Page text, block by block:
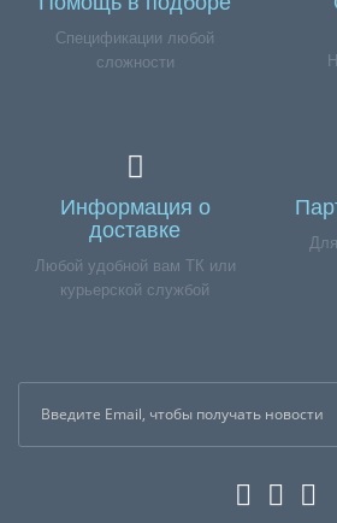
Спецификации любой
сложности
Информация о
доставке
Любой удобной вам ТК или
курьерской службой